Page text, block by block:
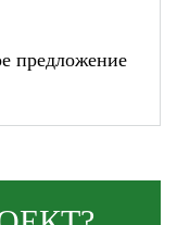
предложение